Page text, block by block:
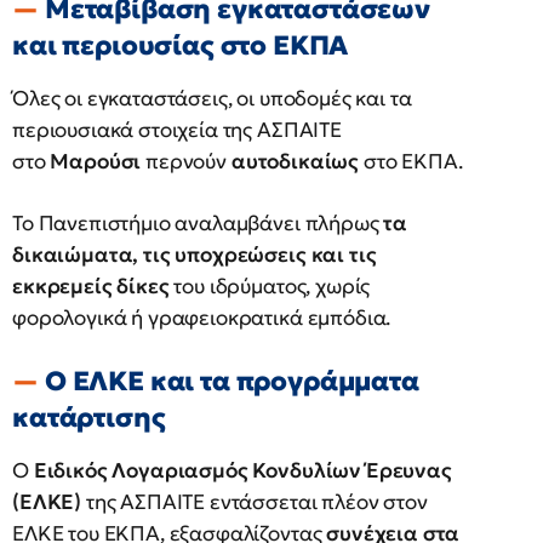
Μεταβίβαση εγκαταστάσεων
και περιουσίας στο ΕΚΠΑ
Όλες οι εγκαταστάσεις, οι υποδομές και τα
περιουσιακά στοιχεία της ΑΣΠΑΙΤΕ
στοΜαρούσιπερνούναυτοδικαίωςστο ΕΚΠΑ.
Το Πανεπιστήμιο αναλαμβάνει πλήρωςτα
δικαιώματα, τις υποχρεώσεις και τις
εκκρεμείς δίκεςτου ιδρύματος, χωρίς
φορολογικά ή γραφειοκρατικά εμπόδια.
Ο ΕΛΚΕ και τα προγράμματα
κατάρτισης
Ο Ειδικός Λογαριασμός Κονδυλίων Έρευνας
(ΕΛΚΕ) της ΑΣΠΑΙΤΕ εντάσσεται πλέον στον
ΕΛΚΕ του ΕΚΠΑ, εξασφαλίζονταςσυνέχεια στα